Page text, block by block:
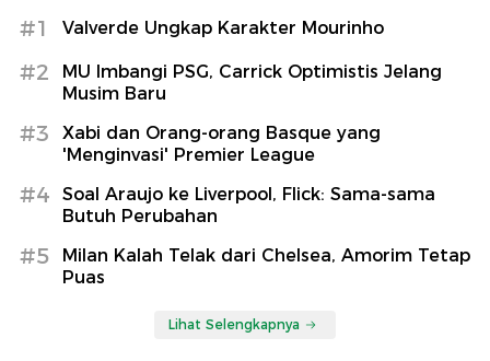
#1 Valverde Ungkap Karakter Mourinho
#2
MU Imbangi PSG, Carrick Optimistis Jelang
Musim Baru
#3
Xabi dan Orang-orang Basque yang
'Menginvasi' Premier League
#4
Soal Araujo ke Liverpool, Flick: Sama-sama
Butuh Perubahan
#5
Milan Kalah Telak dari Chelsea, Amorim Tetap
Puas
Lihat Selengkapnya